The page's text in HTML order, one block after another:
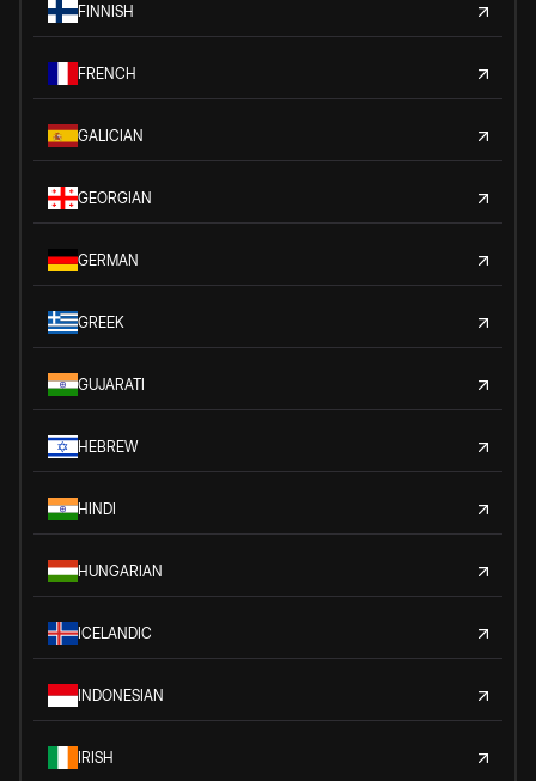
FINNISH
FRENCH
GALICIAN
GEORGIAN
GERMAN
GREEK
GUJARATI
HEBREW
HINDI
HUNGARIAN
ICELANDIC
INDONESIAN
IRISH